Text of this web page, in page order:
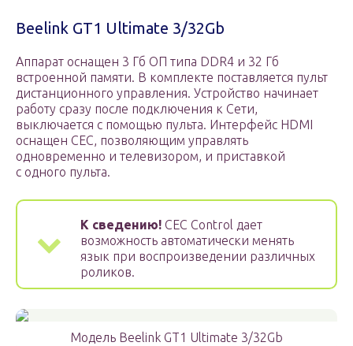
Beelink GT1 Ultimate 3/32Gb
Аппарат оснащен 3 Гб ОП типа DDR4 и 32 Гб
встроенной памяти. В комплекте поставляется пульт
дистанционного управления. Устройство начинает
работу сразу после подключения к Сети,
выключается с помощью пульта. Интерфейс HDMI
оснащен CEC, позволяющим управлять
одновременно и телевизором, и приставкой
с одного пульта.
К сведению! CEC Control дает
возможность автоматически менять
язык при воспроизведении различных
роликов.
Модель Beelink GT1 Ultimate 3/32Gb